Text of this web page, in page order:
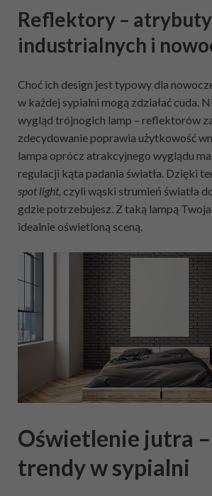
Reflektory –
industrialnych i
Choć ich design jest typowy dla
w każdej sypialni mogą zdziałać cuda.
wygląd trójnogich lamp – reflektorów
zdecydowanie poprawia użytkowość
lampa oprócz atrakcyjnego wyglądu
regulacji kąta padania światła. Dzięki
spot light, czyli wąski strumień światła
gdzie potrzebujesz. Z taką lampą
idealnie oświetloną sceną.
Oświetlenie jutra
trendy w sypialni